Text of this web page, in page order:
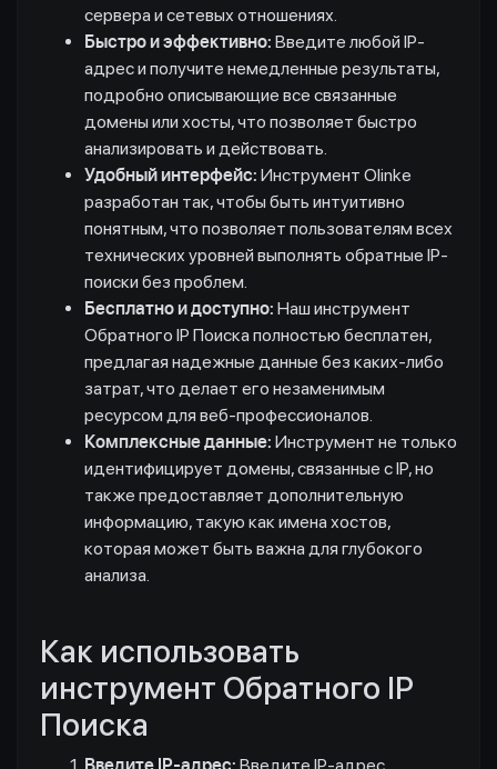
сервера и сетевых отношениях.
Быстро и эффективно: Введите любой IP-
адрес и получите немедленные результаты,
подробно описывающие все связанные
домены или хосты, что позволяет быстро
анализировать и действовать.
Удобный интерфейс: Инструмент Olinke
разработан так, чтобы быть интуитивно
понятным, что позволяет пользователям всех
технических уровней выполнять обратные IP-
поиски без проблем.
Бесплатно и доступно: Наш инструмент
Обратного IP Поиска полностью бесплатен,
предлагая надежные данные без каких-либо
затрат, что делает его незаменимым
ресурсом для веб-профессионалов.
Комплексные данные: Инструмент не только
идентифицирует домены, связанные с IP, но
также предоставляет дополнительную
информацию, такую как имена хостов,
которая может быть важна для глубокого
анализа.
Как использовать
инструмент Обратного IP
Поиска
Введите IP-адрес: Введите IP-адрес,